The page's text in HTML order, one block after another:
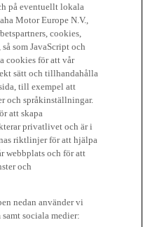
på eventuellt lokala
Motor Europe N.V.,
cookies,
som JavaScript och
cookies för att vår
sätt och tillhandahålla
till exempel att
och språkinställningar.
att skapa
privatlivet och är i
riktlinjer för att hjälpa
webbplats och för att
och
nedan använder vi
sociala medier: